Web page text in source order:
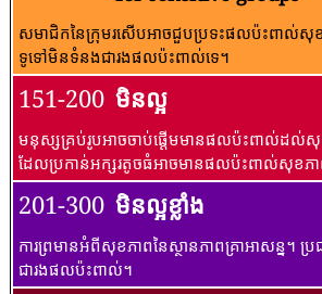
សមាជិកនៃក្រុមរសើបអាចជួបប្រទះផលប៉ះពាល់
ទូទៅ​មិន​ទំនង​ជា​រង​ផល​ប៉ះពាល់​ទេ។
151-200 មិនល្អ
មនុស្សគ្រប់រូបអាចចាប់ផ្តើមមានផលប៉ះពាល់ដល់
ដែលប្រកាន់អក្សរតូចធំអាចមានផលប៉ះពាល់សុខភាព
201-300 មិនល្អខ្លាំង
ការព្រមានអំពីសុខភាពនៃស្ថានភាពគ្រាអាសន្ន។
ជារងផលប៉ះពាល់។